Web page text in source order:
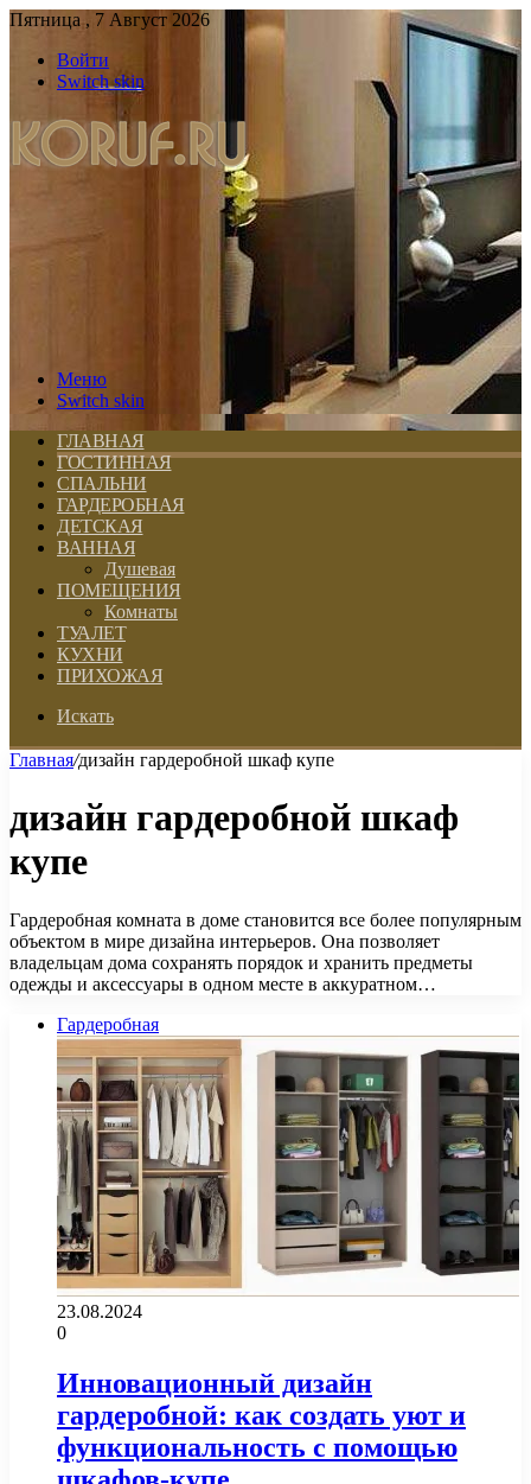
Пятница , 7 Август 2026
Войти
Switch skin
Меню
Switch skin
ГЛАВНАЯ
ГОСТИННАЯ
СПАЛЬНИ
ГАРДЕРОБНАЯ
ДЕТСКАЯ
ВАННАЯ
Душевая
ПОМЕЩЕНИЯ
Комнаты
ТУАЛЕТ
КУХНИ
ПРИХОЖАЯ
Искать
Главная/дизайн гардеробной шкаф купе
дизайн гардеробной шкаф
купе
Гардеробная комната в доме становится все более популярным
объектом в мире дизайна интерьеров. Она позволяет
владельцам дома сохранять порядок и хранить предметы
одежды и аксессуары в одном месте в аккуратном…
Гардеробная
23.08.2024
0
Инновационный дизайн
гардеробной: как создать уют и
функциональность с помощью